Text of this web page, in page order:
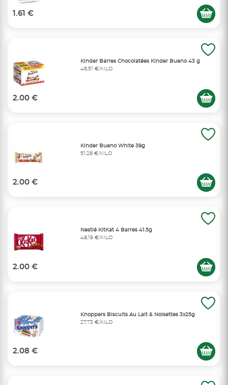
1.61 €
Kinder Barres Chocolatées Kinder Bueno 43 g
46,51 €/KILO
2.00 €
Kinder Bueno White 39g
51,28 €/KILO
2.00 €
Nestlé KitKat 4 Barres 41.5g
48,19 €/KILO
2.00 €
Knoppers Biscuits Au Lait & Noisettes 3x25g
27,73 €/KILO
2.08 €